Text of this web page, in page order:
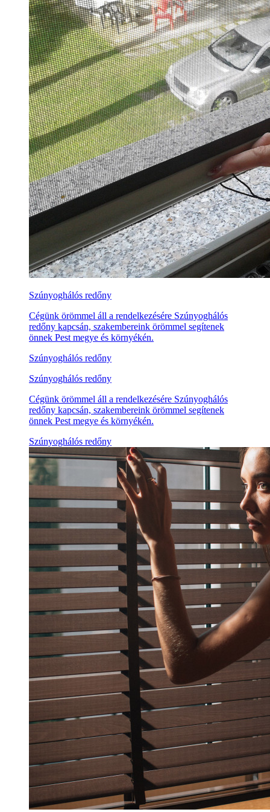
Szúnyoghálós redőny
Cégünk örömmel áll a rendelkezésére Szúnyoghálós
redőny kapcsán, szakembereink örömmel segítenek
önnek Pest megye és környékén.
Szúnyoghálós redőny
Szúnyoghálós redőny
Cégünk örömmel áll a rendelkezésére Szúnyoghálós
redőny kapcsán, szakembereink örömmel segítenek
önnek Pest megye és környékén.
Szúnyoghálós redőny